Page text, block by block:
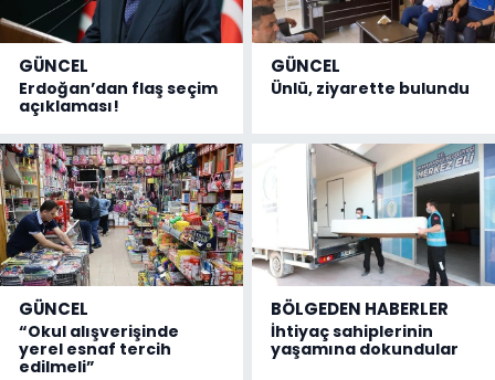
GÜNCEL
Erdoğan’dan flaş seçim
açıklaması!
GÜNCEL
Ünlü, ziyarette bulundu
GÜNCEL
“Okul alışverişinde
yerel esnaf tercih
edilmeli”
BÖLGEDEN HABERLER
İhtiyaç sahiplerinin
yaşamına dokundular